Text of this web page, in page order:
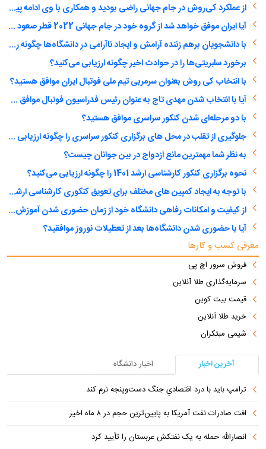
از عملکرد کی‌روش در جام جهانی راضی بودید و همکاری با وی ادامه پیدا کند؟
آیا ایران موفق خواهد شد از گروه خود در جام جهانی 2022 قطر صعود کند؟
با دانشجویان برهم زننده آرامش و ایجاد ناآرامی در دانشگاه‌ها چگونه رفتار شود؟
برخورد سلبریتی‌ها را در حوادث اخیر چگونه ارزیابی می‌کنید؟
با انتخاب کی روش بعنوان سرمربی تیم ملی فوتبال ایران موافق هستید؟
آیا با انتخاب شدن مهدی تاج به عنوان رئیس فدراسیون فوتبال موافق هستید؟
با دو مرحله‌ای شدن کنکور سراسری موافق هستید؟
جلوگیری از تقلب در محل های برگزاری کنکور سراسری را چگونه ارزیابی می کنید؟
به نظر شما مهمترین مانع ازدواج در بین جوانان چیست؟
نحوه برگزاری کنکور کارشناسی ارشد 1401 را چگونه ارزیابی می‌کنید؟
با توجه به ایجاد کمپین های مختلف برای تعویق کنکوری کارشناسی ارشد، آیا با تعویق آن موافق هستید؟
از کیفیت و امکانات رفاهی دانشگاه خود از زمان حضوری شدن آموزش عالی راضی هستید؟
آیا با حضوری شدن دانشگاه‌ها بعد از تعطیلات نوروز موافقید؟
معرفی کسب و کارها
فروش سرور اچ پی
سرمایه‌گذاری طلا آنلاین
قیمت بیت کوین
خرید طلا آنلاین
شیمی مبتکران
آخرین اخبار
اخبار دانشگاه
ترامپ باید با درد اقتصادیِ جنگ دست‌و‌پنجه نرم کند
افت صادرات نفت آمریکا به پایین‌ترین حجم در ۸ ماه اخیر
انصارالله حمله به یک نفتکش عربستان را تأیید کرد